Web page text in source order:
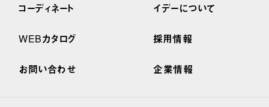
コーディネート
WEBカタログ
お問い合わせ
イデーについて
採用情報
企業情報